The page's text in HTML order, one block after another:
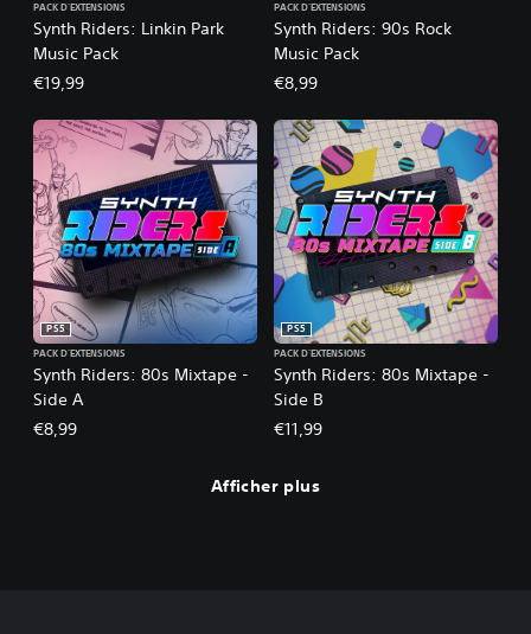
Synth Riders: Linkin Park
Music Pack
PACK D'EXTENSIONS
€19,99
Synth Riders: 90s Rock
Music Pack
PACK D'EXTENSIONS
€8,99
Synth Riders: 80s Mixtape -
Side A
PS5
PACK D'EXTENSIONS
€8,99
Synth Riders: 80s Mixtape -
Side B
PS5
PACK D'EXTENSIONS
€11,99
Afficher plus